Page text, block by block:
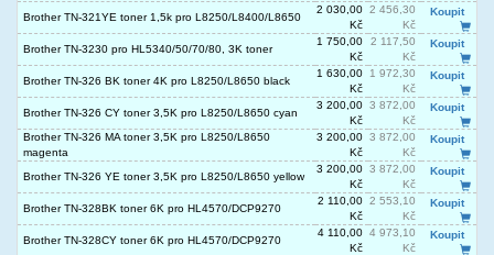
Brother TN-321YE toner 1,5k pro L8250/L8400/L8650
2 030,00
Kč
2 456,30
Kč
Koupit
Brother TN-3230 pro HL5340/50/70/80, 3K toner
1 750,00
Kč
2 117,50
Kč
Koupit
Brother TN-326 BK toner 4K pro L8250/L8650 black
1 630,00
Kč
1 972,30
Kč
Koupit
Brother TN-326 CY toner 3,5K pro L8250/L8650 cyan
3 200,00
Kč
3 872,00
Kč
Koupit
Brother TN-326 MA toner 3,5K pro L8250/L8650
magenta
3 200,00
Kč
3 872,00
Kč
Koupit
Brother TN-326 YE toner 3,5K pro L8250/L8650 yellow
3 200,00
Kč
3 872,00
Kč
Koupit
Brother TN-328BK toner 6K pro HL4570/DCP9270
2 110,00
Kč
2 553,10
Kč
Koupit
Brother TN-328CY toner 6K pro HL4570/DCP9270
4 110,00
Kč
4 973,10
Kč
Koupit